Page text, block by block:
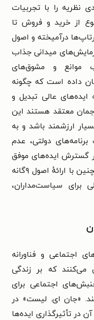
نظریه را با تجربیات
از خرید و فروش تا
درآمیخته و اصول
میدانی جذاب
موانع و مشوق‌های
داده است که چگونه
ایده‌های عالی تبدیل و
معتقد هستند این
ارزشمند باشد و به
دولتی، عدم
گسترش ایده‌های موفق
محلی به سطح ملی پاسخ دهد؛ همچنین با ارائهٔ اصول ۹گانه
برای سیاست‌مداران،
اجتماعی و فناورانه
می‌کنند که بر زندگی
اجتماعی برای
«جان ای. لیست» در
تأثیرگذاری ایده‌ها